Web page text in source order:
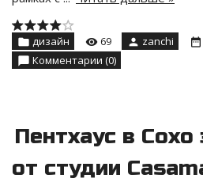
дизайн 69 zanchi
Комментарии (0)
Пентхаус в
от студии